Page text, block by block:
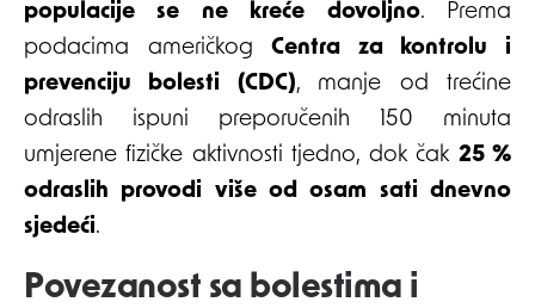
populacije se ne kreće dovoljno. Prema
podacima američkogCentra za kontrolu i
prevenciju bolesti (CDC), manje od trećine
odraslih ispuni preporučenih 150 minuta
umjerene fizičke aktivnosti tjedno, dok čak 25 %
odraslih provodi više od osam sati dnevno
sjedeći.
Povezanost sa bolestima i